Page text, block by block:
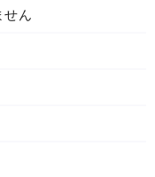
せん